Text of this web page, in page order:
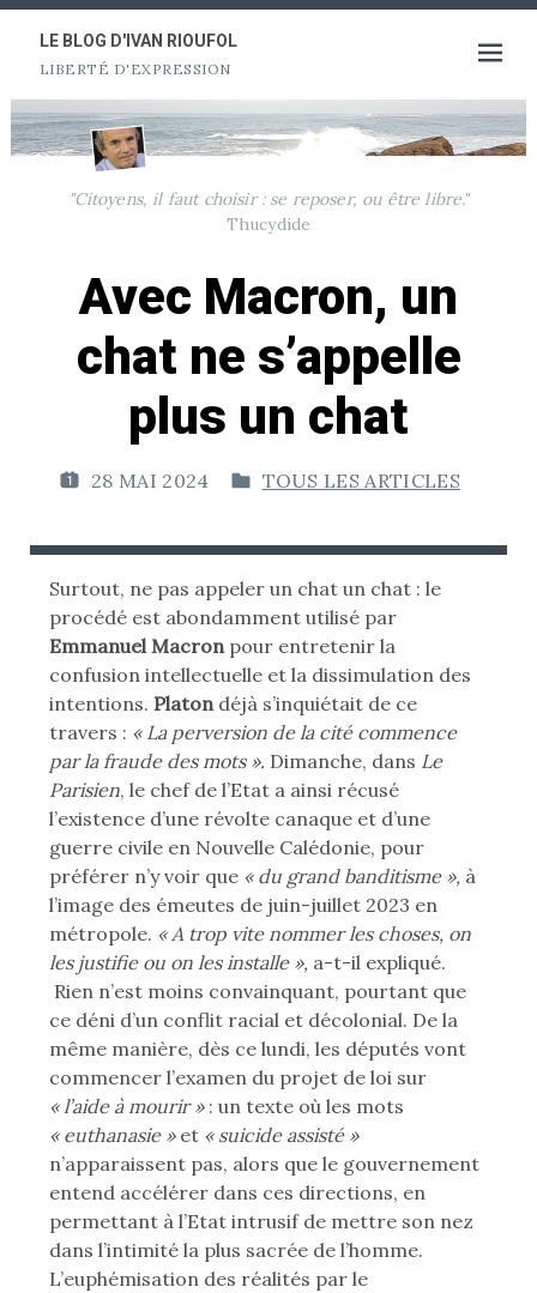
Aller
contenu
LE BLOG D'IVAN RIOUFOL
LIBERTÉ D'EXPRESSION
Ouvrir
le
menu
"Citoyens, il faut choisir : se reposer, ou être libre."
Thucydide
Avec Macron, un
chat ne s’appelle
plus un chat
P
B
L
É
E
:
28 MAI 2024
P
B
D
A
N
S
TOUS LES ARTICLES
Surtout, ne pas appeler un chat un chat : le
procédé est abondamment utilisé par
Emmanuel Macron pour entretenir la
confusion intellectuelle et la dissimulation des
intentions. Platon déjà s’inquiétait de ce
travers : « La perversion de la cité commence
par la fraude des mots ». Dimanche, dans Le
Parisien, le chef de l’Etat a ainsi récusé
l’existence d’une révolte canaque et d’une
guerre civile en Nouvelle Calédonie, pour
préférer n’y voir que « du grand banditisme », à
l’image des émeutes de juin-juillet 2023 en
métropole. « A trop vite nommer les choses, on
les justifie ou on les installe », a-t-il expliqué.
Rien n’est moins convainquant, pourtant que
ce déni d’un conflit racial et décolonial. De la
même manière, dès ce lundi, les députés vont
commencer l’examen du projet de loi sur
« l’aide à mourir »: un texte où les mots
« euthanasie » et « suicide assisté »
n’apparaissent pas, alors que le gouvernement
entend accélérer dans ces directions, en
permettant à l’Etat intrusif de mettre son nez
dans l’intimité la plus sacrée de l’homme.
L’euphémisation des réalités par le